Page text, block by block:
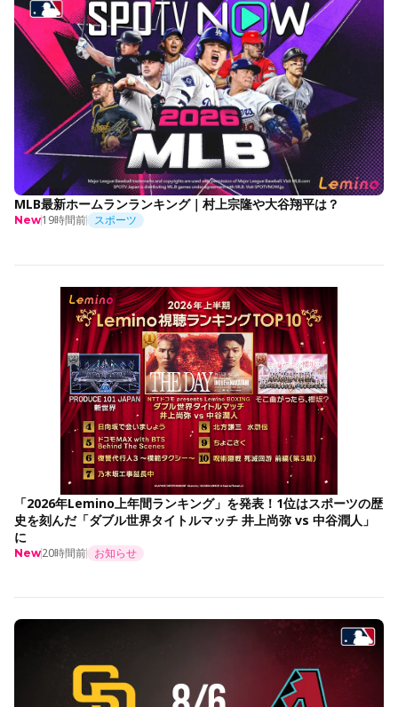
MLB最新ホームランランキング｜村上宗隆や大谷翔平は？
New19時間前 スポーツ
「2026年Lemino上年間ランキング」を発表！1位はスポーツの歴
史を刻んだ「ダブル世界タイトルマッチ 井上尚弥 vs 中谷潤人」
に
New20時間前 お知らせ